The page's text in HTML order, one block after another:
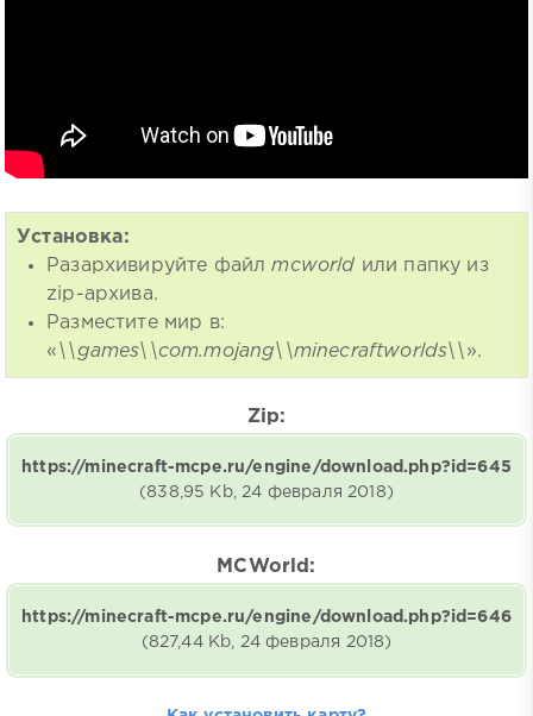
Установка:
Разархивируйте файлmcworld или папку из
zip-архива.
Разместите мир в:
« \\games\\com.mojang\\minecraftworlds\\ ».
Zip:
https://minecraft-mcpe.ru/engine/download.php?id=645
(838,95 Kb, 24 февраля 2018)
MCWorld:
https://minecraft-mcpe.ru/engine/download.php?id=646
(827,44 Kb, 24 февраля 2018)